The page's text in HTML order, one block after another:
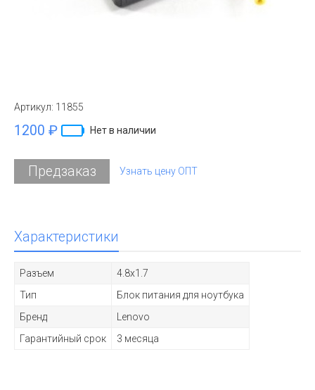
Артикул: 11855
1200 ₽ Нет в наличии
Предзаказ Узнать цену ОПТ
Характеристики
Разъем
4.8x1.7
Тип
Блок питания для ноутбука
Бренд
Lenovo
Гарантийный срок
3 месяца